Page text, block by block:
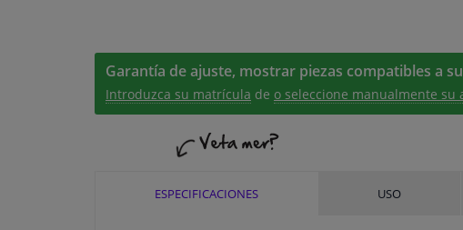
Garantía de ajuste, mostrar piezas compatibles a
Introduzca su matrícula de o seleccione manualmente su
ESPECIFICACIONES USO